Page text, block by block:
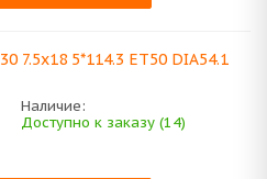
7.5x18 5*114.3 ET50 DIA54.1
Наличие:
Доступно к заказу (14)